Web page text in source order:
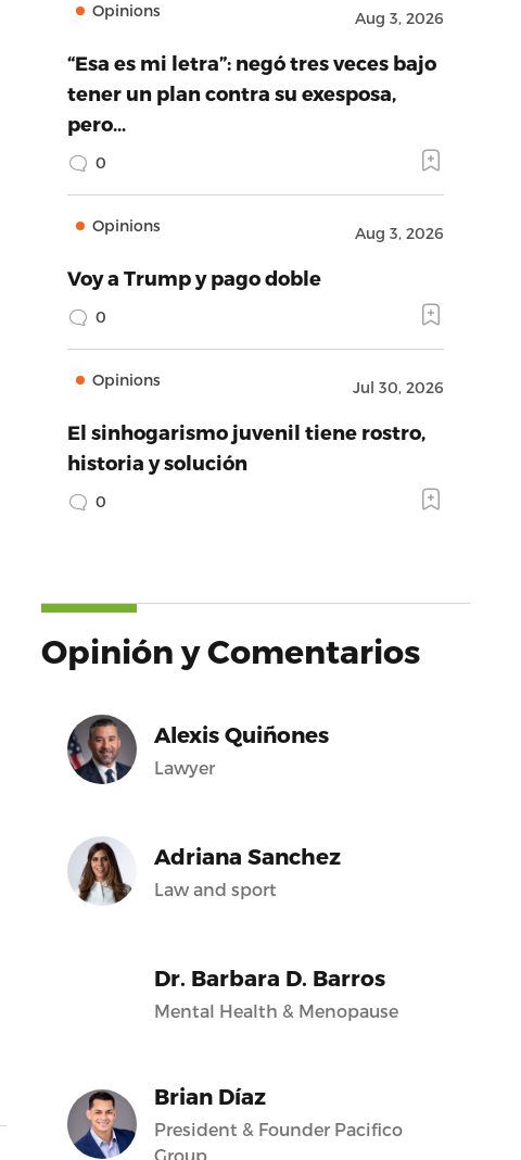
Opinions Aug 3, 2026
“Esa es mi letra”: negó tres veces bajo
tener un plan contra su exesposa,
pero…
0
Opinions Aug 3, 2026
Voy a Trump y pago doble
0
Opinions Jul 30, 2026
El sinhogarismo juvenil tiene rostro,
historia y solución
0
Opinión y Comentarios
Alexis Quiñones
Lawyer
Adriana Sanchez
Law and sport
Dr. Barbara D. Barros
Mental Health & Menopause
Brian Díaz
President & Founder Pacifico
Group